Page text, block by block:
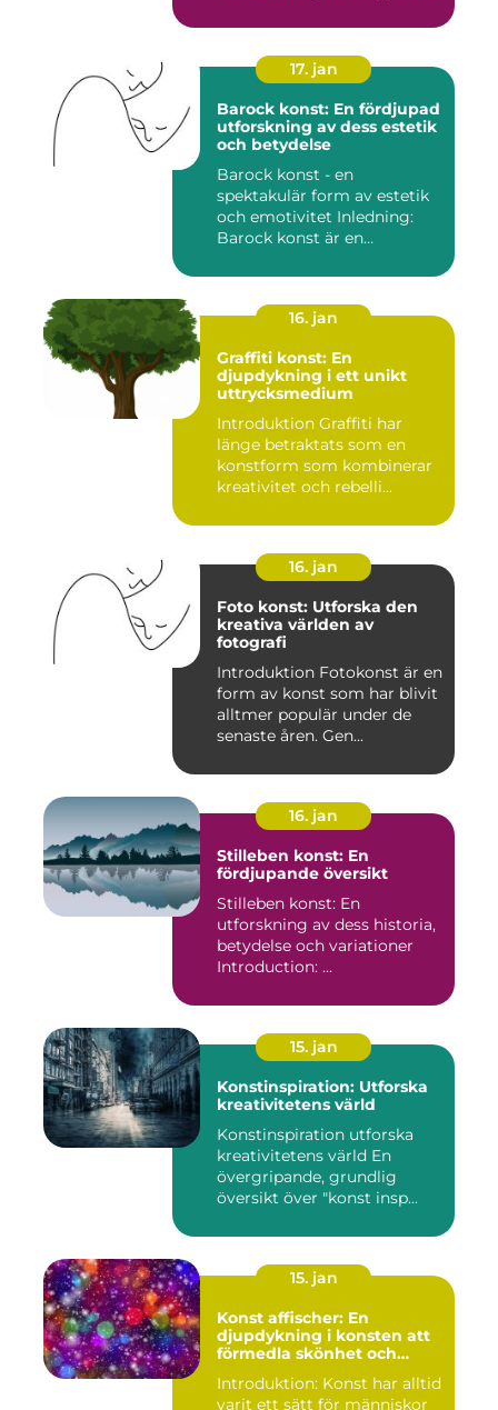
17. jan
Barock konst: En fördjupad
utforskning av dess estetik
och betydelse
Barock konst - en
spektakulär form av estetik
och emotivitet Inledning:
Barock konst är en
16. jan
Graffiti konst: En
djupdykning i ett unikt
uttrycksmedium
Introduktion Graffiti har
länge betraktats som en
konstform som kombinerar
kreativitet och rebelli...
16. jan
Foto konst: Utforska den
kreativa världen av
fotografi
Introduktion Fotokonst är en
form av konst som har blivit
alltmer populär under de
senaste åren. Gen...
16. jan
Stilleben konst: En
fördjupande översikt
Stilleben konst: En
utforskning av dess historia,
betydelse och variationer
Introduction: ...
15. jan
Konstinspiration: Utforska
kreativitetens värld
Konstinspiration utforska
kreativitetens värld En
övergripande, grundlig
översikt över "konst insp...
15. jan
Konst affischer: En
djupdykning i konsten att
förmedla skönhet och
Introduktion: Konst har alltid
varit ett sätt för människor